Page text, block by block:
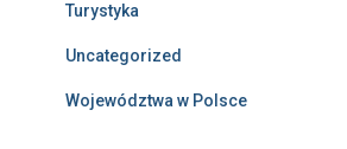
Turystyka
Uncategorized
Województwa w Polsce